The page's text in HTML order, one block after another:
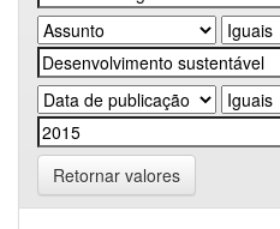
Retornar valores